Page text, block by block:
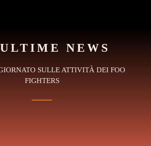
NEWS
SULLE ATTIVITÀ DEI FOO
FIGHTERS